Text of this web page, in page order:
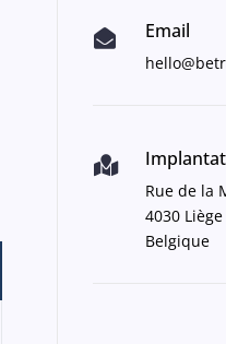
 Email

Rue de la
4030 Liège
Belgique